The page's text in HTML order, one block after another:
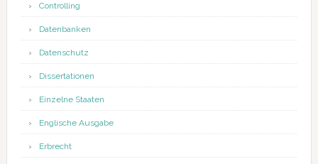
Controlling
Datenbanken
Datenschutz
Dissertationen
Einzelne Staaten
Englische Ausgabe
Erbrecht